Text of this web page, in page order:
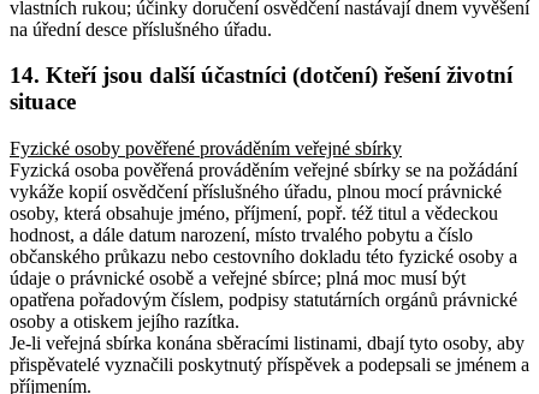
vlastních rukou; účinky doručení osvědčení nastávají dnem vyvěšení
na úřední desce příslušného úřadu.
14. Kteří jsou další účastníci (dotčení) řešení životní
situace
Fyzické osoby pověřené prováděním veřejné sbírky
Fyzická osoba pověřená prováděním veřejné sbírky se na požádání
vykáže kopií osvědčení příslušného úřadu, plnou mocí právnické
osoby, která obsahuje jméno, příjmení, popř. též titul a vědeckou
hodnost, a dále datum narození, místo trvalého pobytu a číslo
občanského průkazu nebo cestovního dokladu této fyzické osoby a
údaje o právnické osobě a veřejné sbírce; plná moc musí být
opatřena pořadovým číslem, podpisy statutárních orgánů právnické
osoby a otiskem jejího razítka.
Je-li veřejná sbírka konána sběracími listinami, dbají tyto osoby, aby
přispěvatelé vyznačili poskytnutý příspěvek a podepsali se jménem a
příjmením.